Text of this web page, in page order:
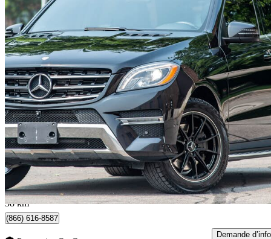
2015 Mercedes-Benz M-Class
ML 350 BlueTEC 4MATIC178 366 km
14 990 $ Bonne
263 $/mois env.
Concord, ON
58 km
(866) 616-8587
Demande d’info